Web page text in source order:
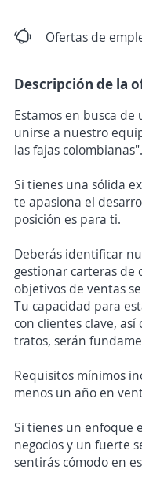
Ofertas de
Descripción de la
Estamos en busca
unirse a nuestro
las fajas colombianas".
Si tienes una sólida
te apasiona el
posición es para ti.
Deberás identificar
gestionar carteras de
objetivos de ventas
Tu capacidad para
con clientes clave,
tratos, serán
Requisitos mínimos
menos un año en
Si tienes un enfoque
negocios y un fuerte
sentirás cómodo en